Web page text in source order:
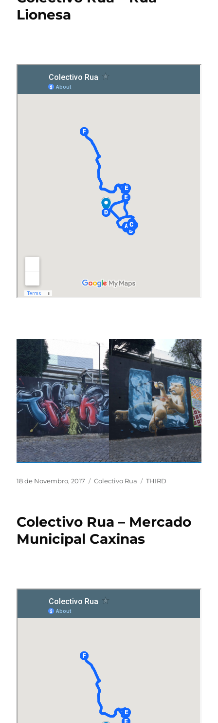
Lionesa
18 de Novembro, 2017 Colectivo Rua THIRD
Colectivo Rua – Mercado
Municipal Caxinas